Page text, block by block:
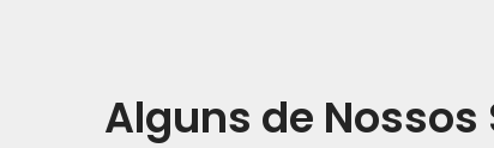
11 2081-2543
Alguns de Nossos
Ver Mais..